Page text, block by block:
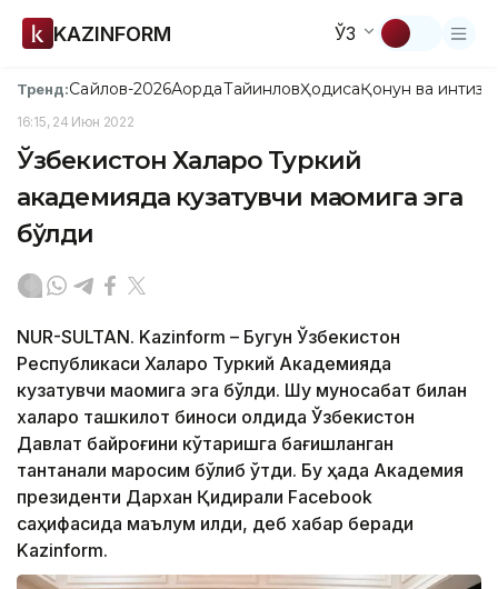
KAZINFORM ЎЗ
Тренд:Сайлов-2026АқордаТайинловҲодисаҚонун ва
16:15, 24 Июн 2022
Ўзбекистон Халқаро Туркий
академияда кузатувчи мақомига эга
бўлди
NUR-SULTAN. Kazinform – Бугун Ўзбекистон
Республикаси Халқаро Туркий Академияда
кузатувчи мақомига эга бўлди. Шу муносабат билан
халқаро ташкилот биноси олдида Ўзбекистон
Давлат байроғини кўтаришга бағишланган
тантанали маросим бўлиб ўтди. Бу ҳақда Академия
президенти Дархан Қидирали Facebook
саҳифасида маълум қилди, деб хабар беради
Kazinform.